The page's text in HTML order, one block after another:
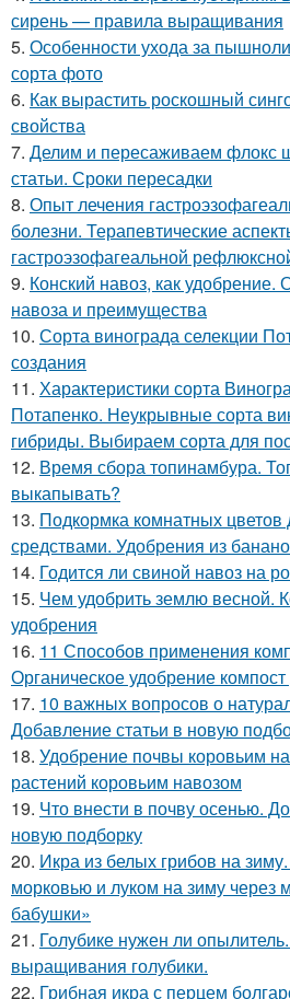
сирень — правила выращивания
5. Особенности ухода за
сорта фото
6. Как вырастить роскошный
свойства
7. Делим и пересаживаем флокс
статьи. Сроки пересадки
8. Опыт лечения
болезни. Терапевтические
гастроэзофагеальной
9. Конский навоз, как удобрение.
навоза и преимущества
10. Сорта винограда селекции
создания
11. Характеристики сорта
Потапенко. Неукрывные сорта
гибриды. Выбираем сорта для
12. Время сбора топинамбура.
выкапывать?
13. Подкормка комнатных
средствами. Удобрения из
14. Годится ли свиной навоз на
15. Чем удобрить землю весной.
удобрения
16. 11 Способов применения
Органическое удобрение
17. 10 важных вопросов о
Добавление статьи в новую
18. Удобрение почвы коровьим
растений коровьим навозом
19. Что внести в почву осенью.
новую подборку
20. Икра из белых грибов на
морковью и луком на зиму через
бабушки»
21. Голубике нужен ли
выращивания голубики.
22. Грибная икра с перцем